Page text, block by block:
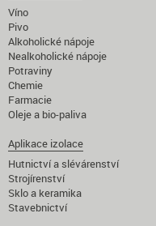
Víno
Pivo
Alkoholické nápoje
Nealkoholické nápoje
Potraviny
Chemie
Farmacie
Oleje a bio-paliva
Aplikace izolace
Hutnictví a slévárenství
Strojírenství
Sklo a keramika
Stavebnictví